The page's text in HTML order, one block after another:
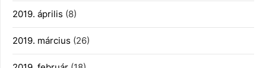
2019. április (8)
2019. március (26)